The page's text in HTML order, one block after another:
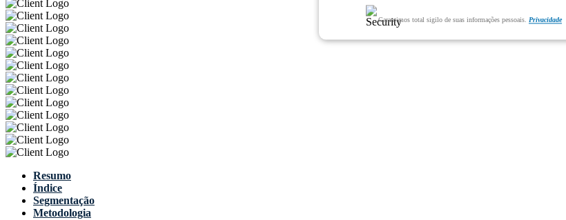
Garantimos total sigilo de suas informações pessoais. Privacidade
Resumo
Índice
Segmentação
Metodologia